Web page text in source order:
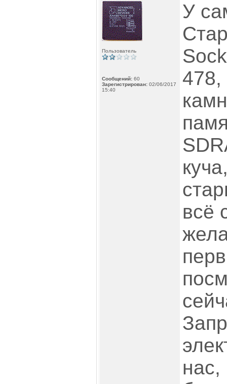
Пользователь
Сообщений: 60
Зарегистрирован: 02/06/2017
15:40
У
478,
всё
нас,